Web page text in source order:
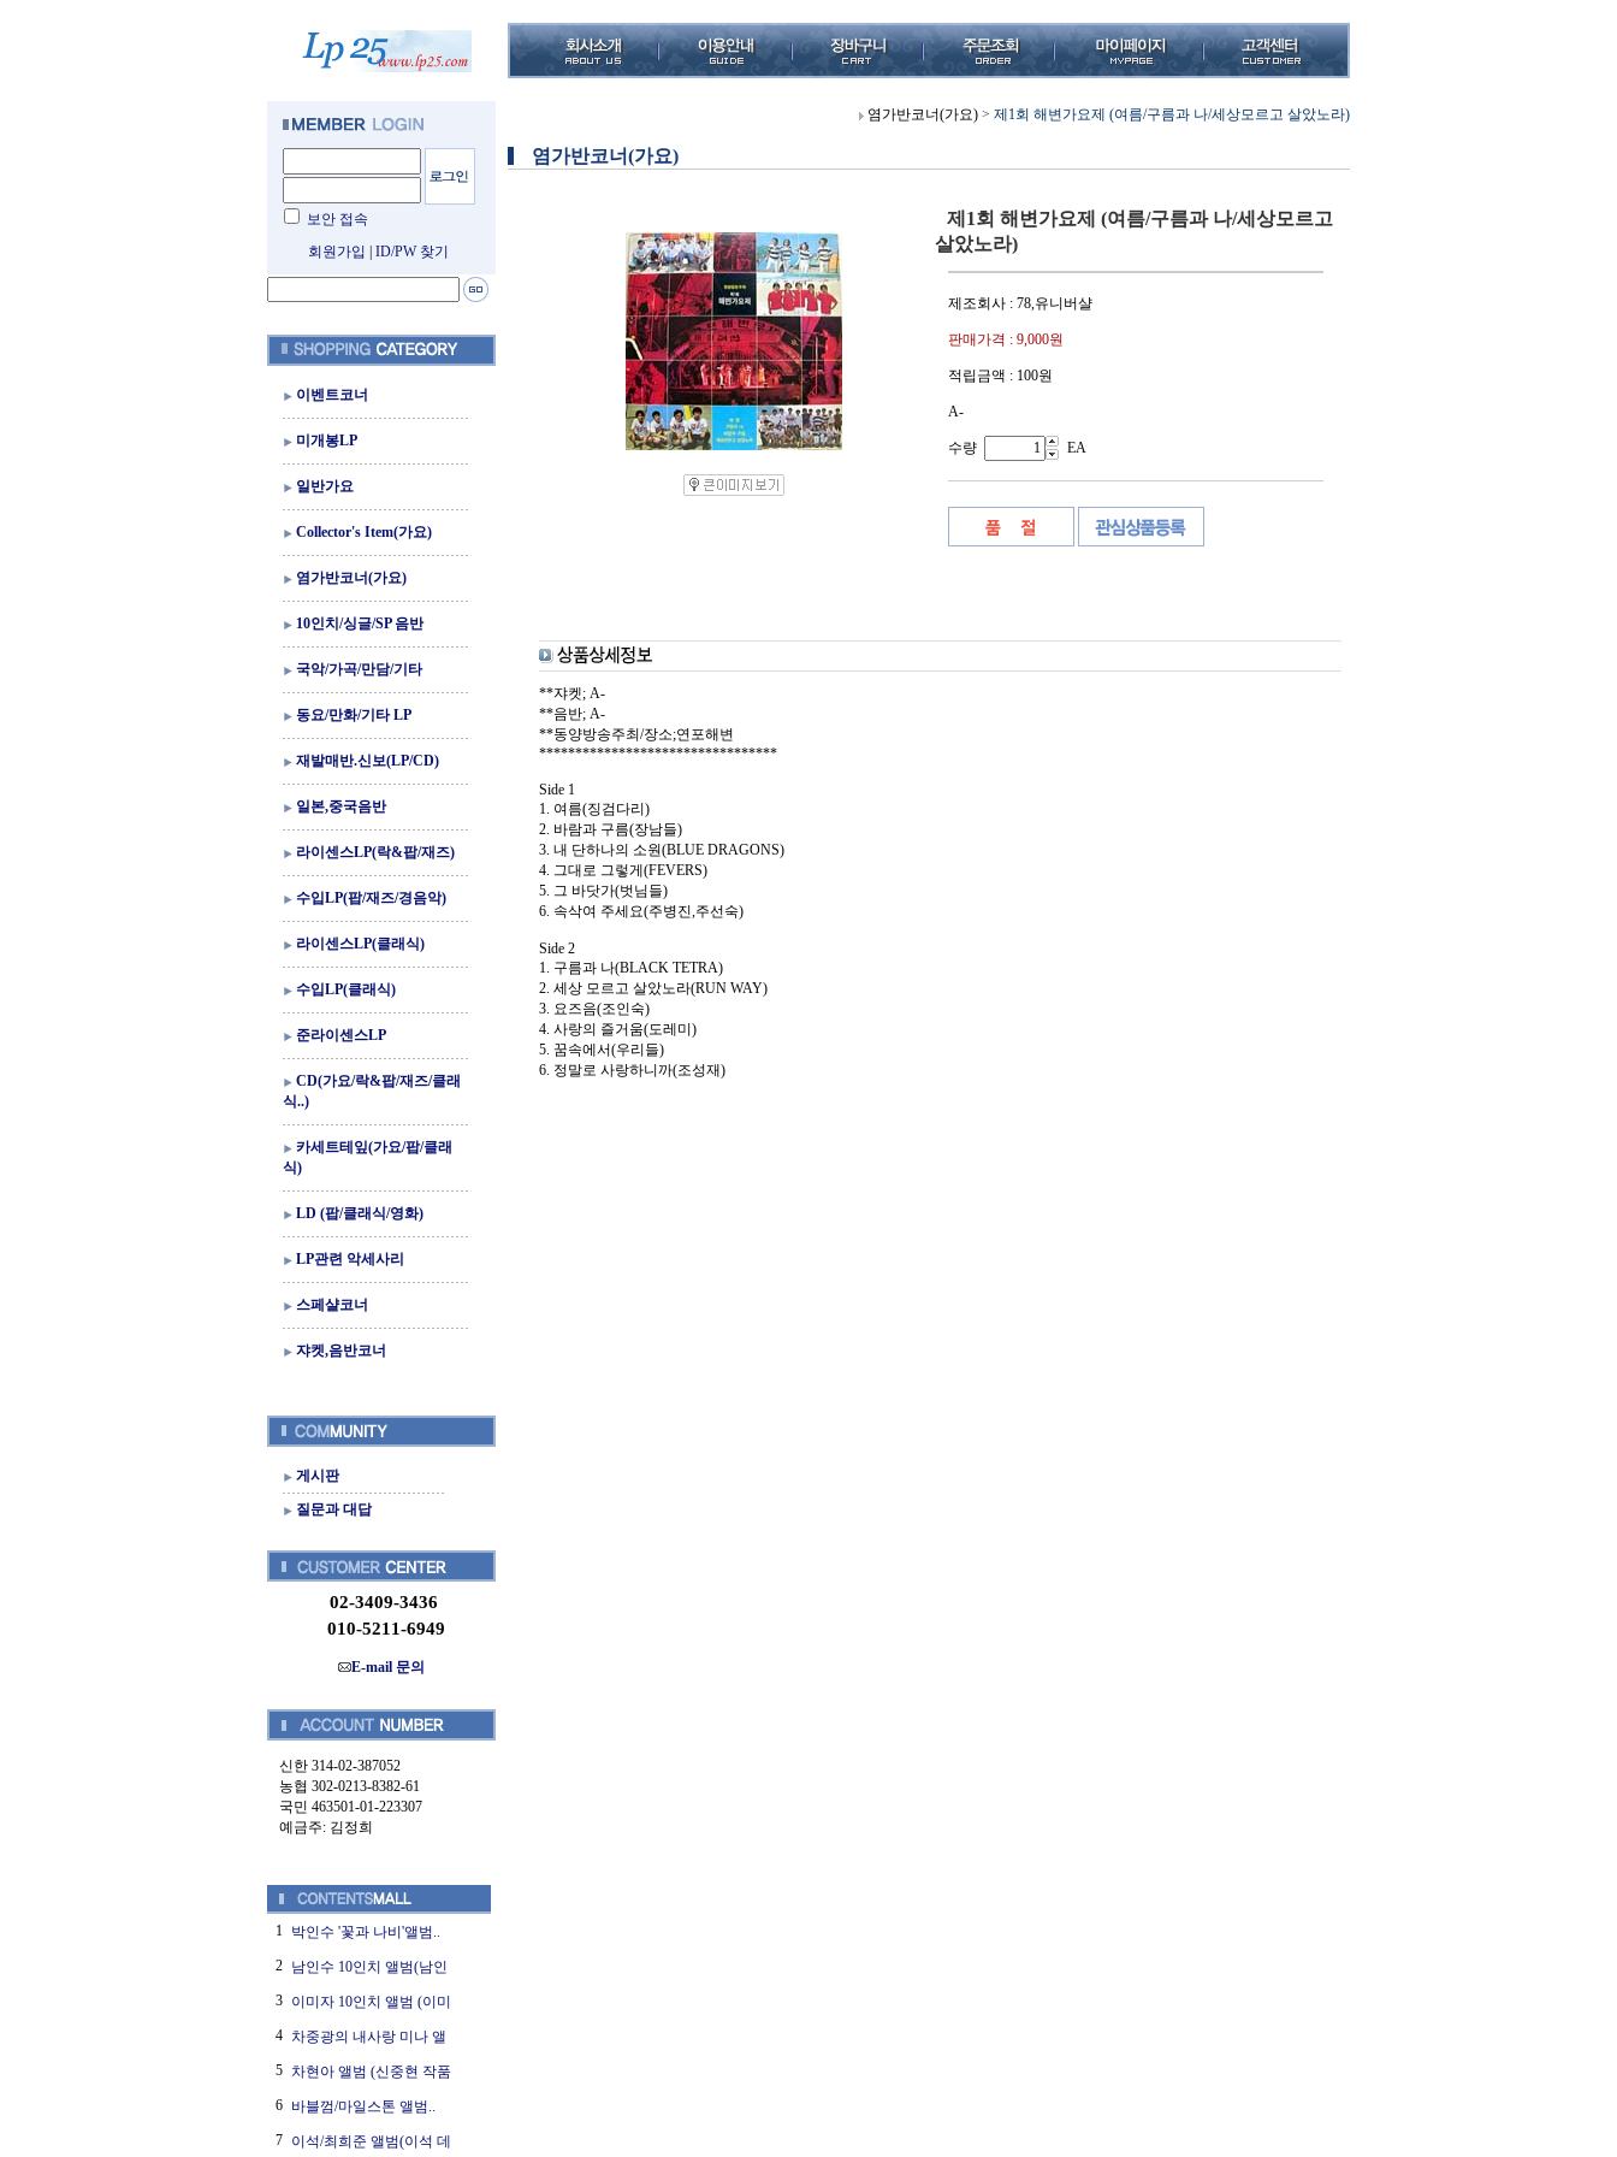
보안 접속
회원가입
ID/PW 찾기
이벤트코너
미개봉LP
일반가요
Collector's Item(가요)
염가반코너(가요)
10인치/싱글/SP 음반
국악/가곡/만담/기타
동요/만화/기타 LP
재발매반.신보(LP/CD)
일본,중국음반
라이센스LP(락&팝/재즈)
수입LP(팝/재즈/경음악)
라이센스LP(클래식)
수입LP(클래식)
준라이센스LP
CD(가요/락&팝/재즈/클래
식..)
카세트테잎(가요/팝/클래
식)
LD (팝/클래식/영화)
LP관련 악세사리
스페샬코너
쟈켓,음반코너
게시판
질문과 대답
02-3409-3436
010-5211-6949
E-mail 문의
신한 314-02-387052
농협 302-0213-8382-61
국민 463501-01-223307
예금주: 김정희
1 박인수 '꽃과 나비'앨범..
2 남인수 10인치 앨범(남인
3 이미자 10인치 앨범 (이미
4 차중광의 내사랑 미나 앨
5 차현아 앨범 (신중현 작품
6 바블껌/마일스톤 앨범..
7 이석/최희준 앨범(이석 데
염가반코너(가요) > 제1회 해변가요제 (여름/구름과 나/세상모르고 살았노라)
염가반코너(가요)
제1회 해변가요제 (여름/구름과 나/세상모르고
살았노라)
제조회사 : 78,유니버샬
판매가격 : 9,000원
적립금액 : 100원
A-
수량 EA
**쟈켓; A-
**음반; A-
**동양방송주최/장소;연포해변
*********************************
Side 1
1. 여름(징검다리)
2. 바람과 구름(장남들)
3. 내 단하나의 소원(BLUE DRAGONS)
4. 그대로 그렇게(FEVERS)
5. 그 바닷가(벗님들)
6. 속삭여 주세요(주병진,주선숙)
Side 2
1. 구름과 나(BLACK TETRA)
2. 세상 모르고 살았노라(RUN WAY)
3. 요즈음(조인숙)
4. 사랑의 즐거움(도레미)
5. 꿈속에서(우리들)
6. 정말로 사랑하니까(조성재)